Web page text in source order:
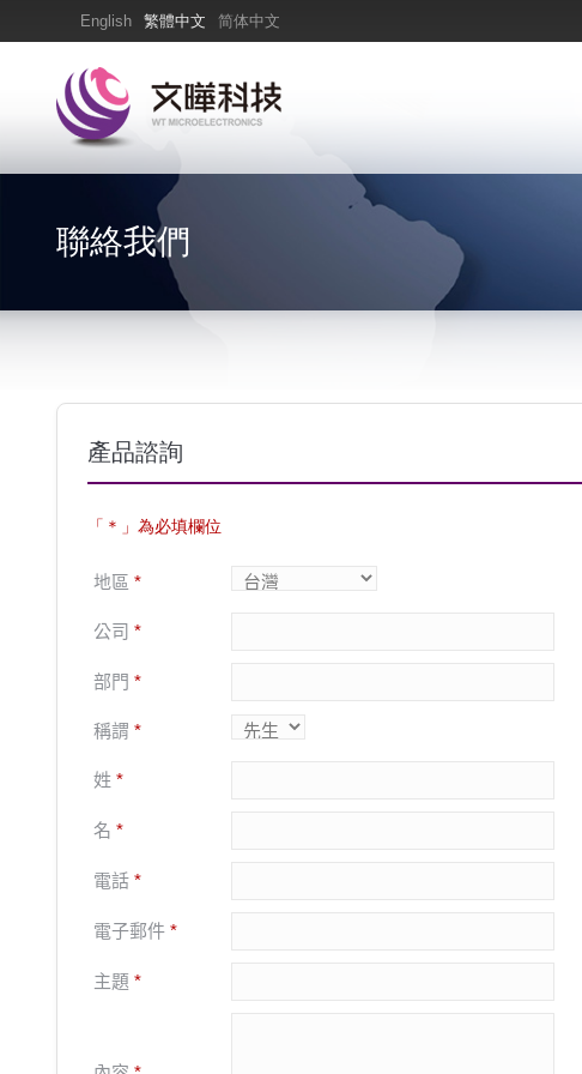
English 繁體中文 简体中文
聯絡我們
產品諮詢
「＊」為必填欄位
地區 *
公司 *
部門 *
稱謂 *
姓 *
名 *
電話 *
電子郵件 *
主題 *